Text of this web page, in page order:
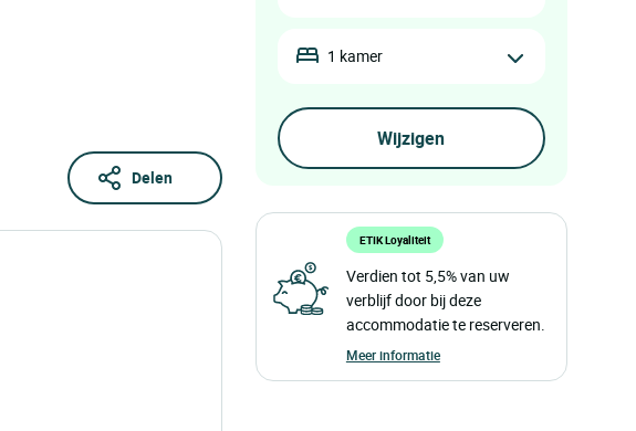
Delen
1 kamer
ETIK Loyaliteit
Verdien tot 5,5% van uw
verblijf door bij deze
accommodatie te reserveren.
Meer informatie